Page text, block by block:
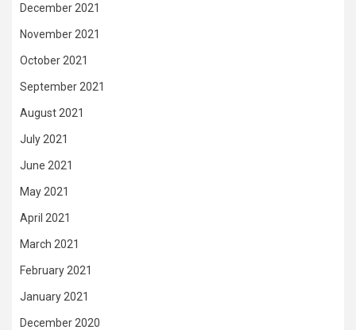
December 2021
November 2021
October 2021
September 2021
August 2021
July 2021
June 2021
May 2021
April 2021
March 2021
February 2021
January 2021
December 2020